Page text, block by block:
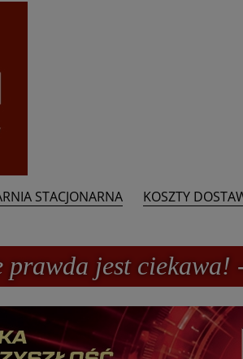
STACJONARNA KOSZTY
prawda jest ciekawa!